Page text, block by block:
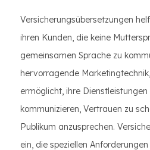
Versicherungsübersetzungen
ihren Kunden, die keine
gemeinsamen Sprache zu
hervorragende
ermöglicht, ihre
kommunizieren, Vertrauen zu
Publikum anzusprechen.
ein, die speziellen